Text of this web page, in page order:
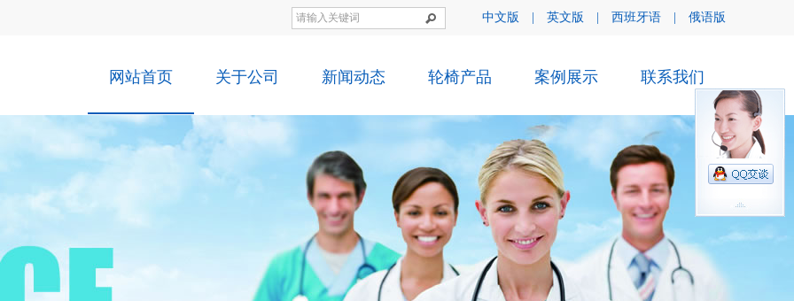
中文版 英文版 西班牙语 俄语版
网站首页 关于公司 新闻动态 轮椅产品 案例展示 联系我们